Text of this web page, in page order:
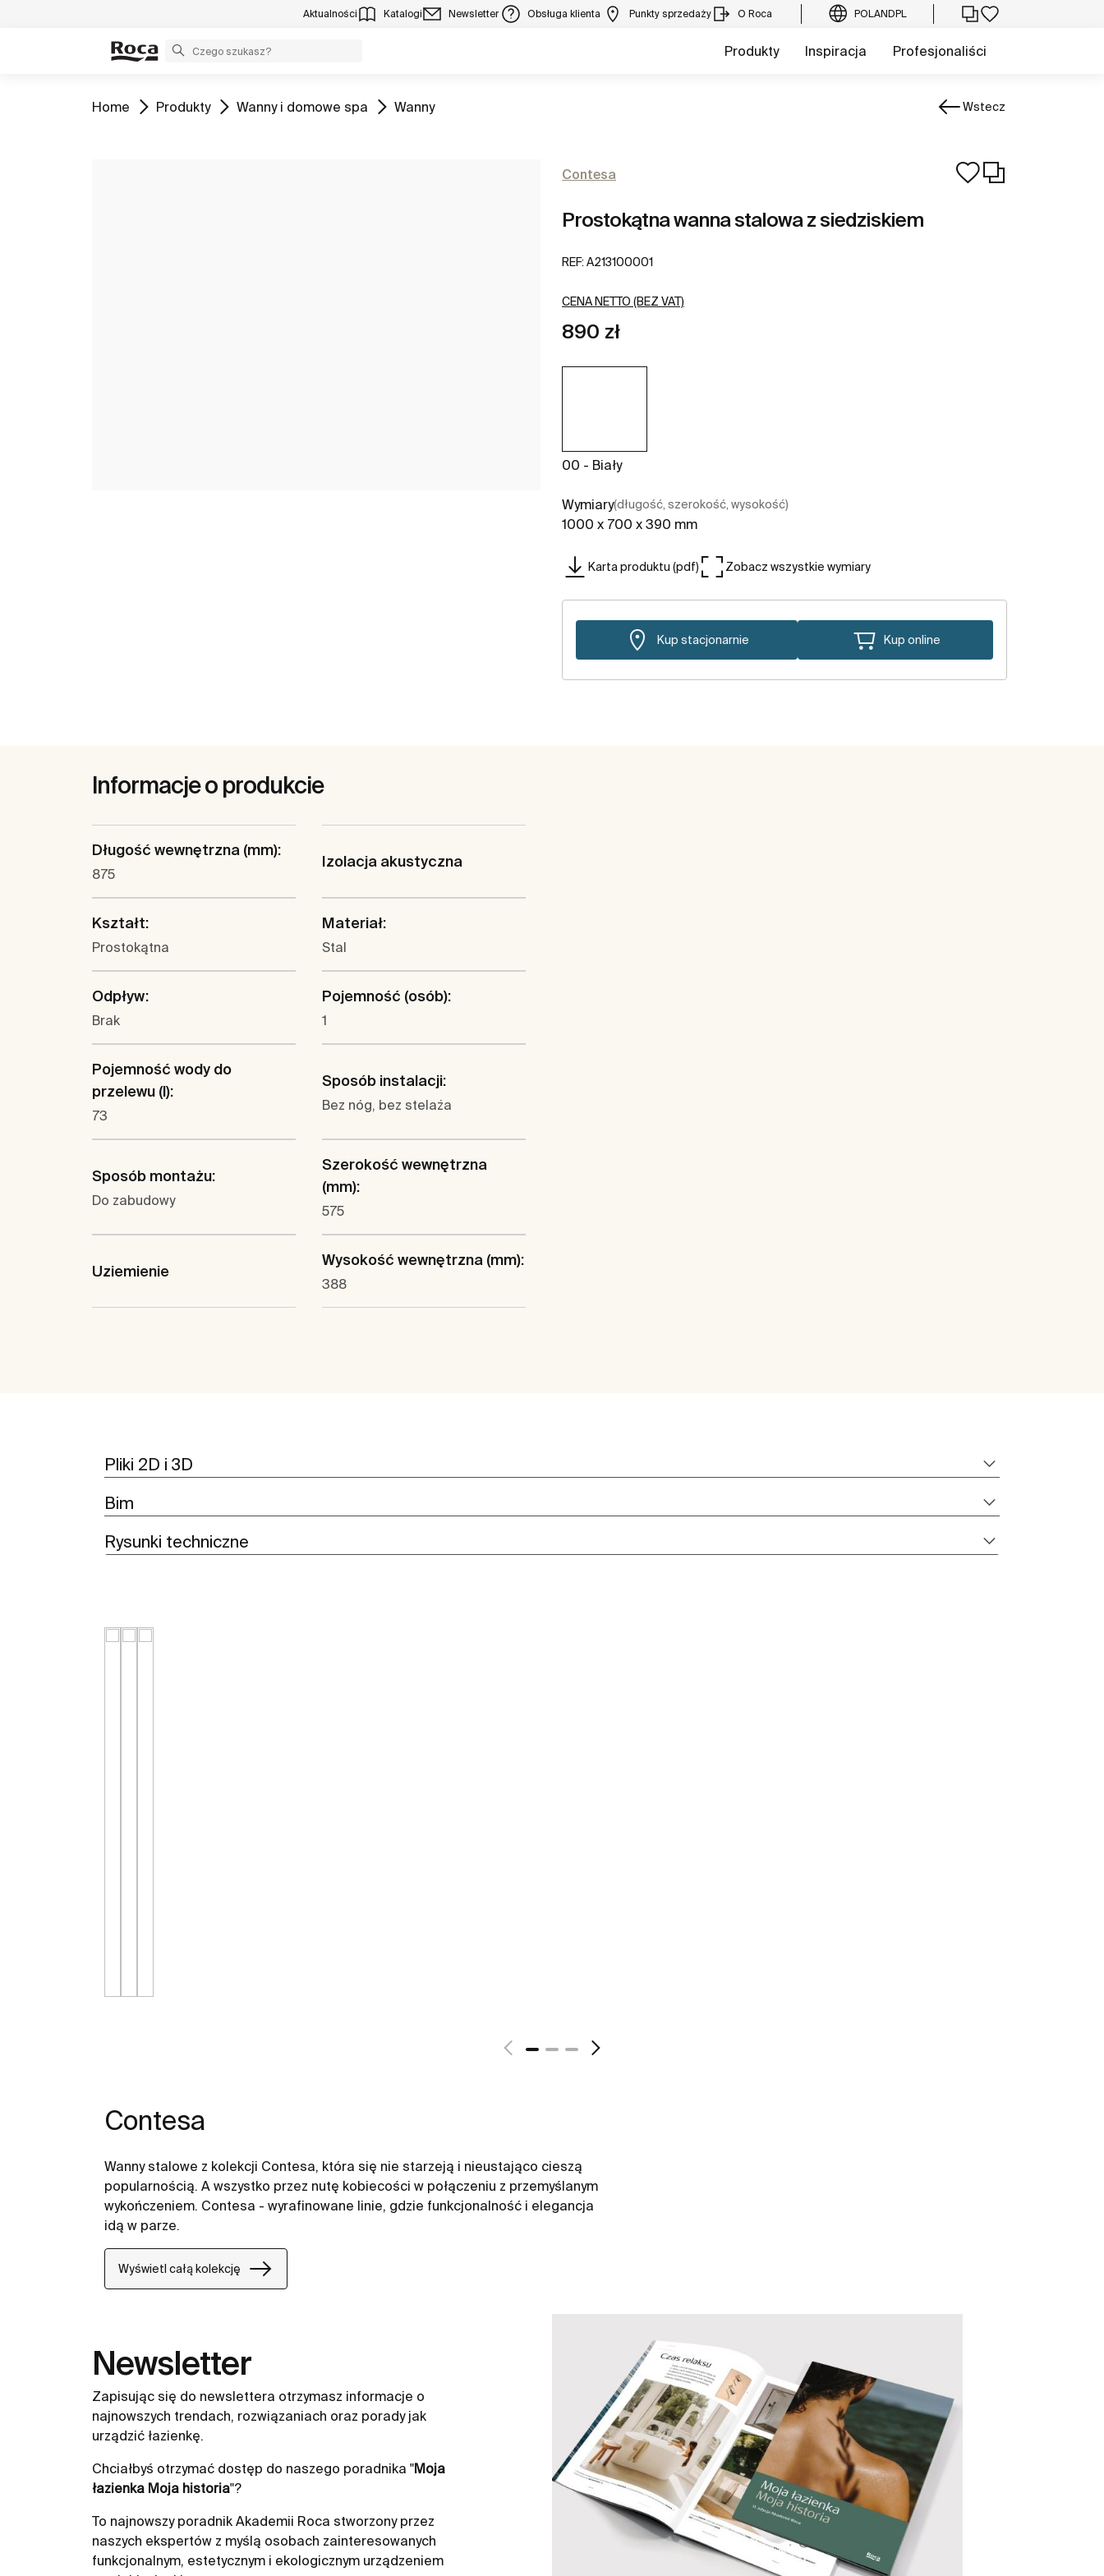
Aktualności Katalogi Newsletter Obsługa klienta Punkty sprzedaży O Roca POLANDPL
Produkty Inspiracja Profesjonaliści
Zobacz
Home Zobacz
Produkty Zobacz
Wanny i domowe spa Zobacz
Wanny Wstecz
Contesa
Prostokątna wanna stalowa z siedziskiem
REF: A213100001
CENA NETTO (BEZ VAT)
890 zł
00 - Biały
Wymiary(długość, szerokość, wysokość)
1000 x 700 x 390 mm
Karta produktu (pdf) Zobacz wszystkie wymiary
Kup stacjonarnie Kup online
Informacje o produkcie
Długość wewnętrzna (mm):
875
Izolacja akustyczna
Kształt:
Prostokątna
Materiał:
Stal
Odpływ:
Brak
Pojemność (osób):
1
Pojemność wody do
przelewu (l):
73
Sposób instalacji:
Bez nóg, bez stelaża
Sposób montażu:
Do zabudowy
Szerokość wewnętrzna
(mm):
575
Uziemienie
Wysokość wewnętrzna (mm):
388
Pliki 2D i 3D
Bim
Rysunki techniczne
Contesa
Wanny stalowe z kolekcji Contesa, która się nie starzeją i nieustająco cieszą
popularnością. A wszystko przez nutę kobiecości w połączeniu z przemyślanym
wykończeniem. Contesa - wyrafinowane linie, gdzie funkcjonalność i elegancja
idą w parze.
Wyświetl całą kolekcję
Newsletter
Zapisując się do newslettera otrzymasz informacje o
najnowszych trendach, rozwiązaniach oraz porady jak
urządzić łazienkę.
Chciałbyś otrzymać dostęp do naszego poradnika "Moja
łazienka Moja historia"?
To najnowszy poradnik Akademii Roca stworzony przez
naszych ekspertów z myślą osobach zainteresowanych
funkcjonalnym, estetycznym i ekologicznym urządzeniem